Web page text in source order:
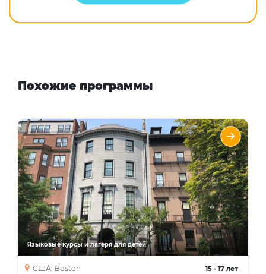
Похожие программы
Языковые курсы и лагеря для детей
15 - 17 лет
США, Boston
FLS International at Fisher College Boston
Описание
Курсы
Языки
Опции
Уникальные тематические лагеря на
кампусе Fisher College в Бостоне